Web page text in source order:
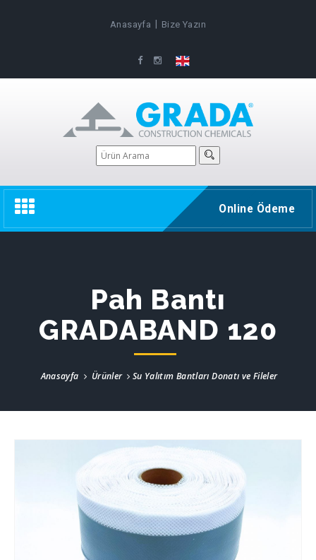
Anasayfa Bize Yazın
Toggle
navigation
Online Ödeme
Pah Bantı
GRADABAND 120
Anasayfa Ürünler Su Yalıtım Bantları Donatı ve Fileler